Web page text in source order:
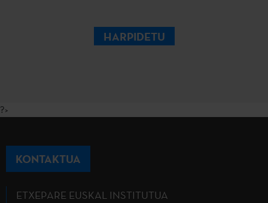
HARPIDETU
?>
KONTAKTUA
ETXEPARE EUSKAL INSTITUTUA